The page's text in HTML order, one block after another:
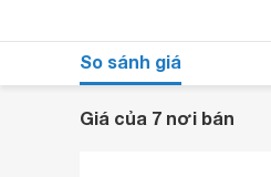
So sánh giá
Giá của 7 nơi bán